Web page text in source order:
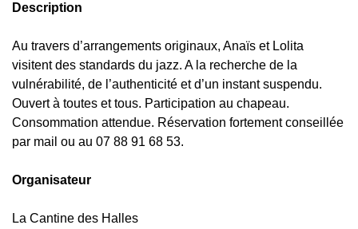
Description
Au travers d’arrangements originaux, Anaïs et Lolita
visitent des standards du jazz. A la recherche de la
vulnérabilité, de l’authenticité et d’un instant suspendu.
Ouvert à toutes et tous. Participation au chapeau.
Consommation attendue. Réservation fortement conseillée
par mail ou au 07 88 91 68 53.
Organisateur
La Cantine des Halles